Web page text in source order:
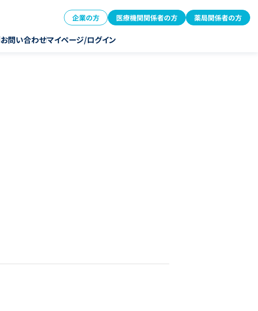
企業の方 医療機関関係者の方 薬局関係者の方
お問い合わせマイページ/ログイン